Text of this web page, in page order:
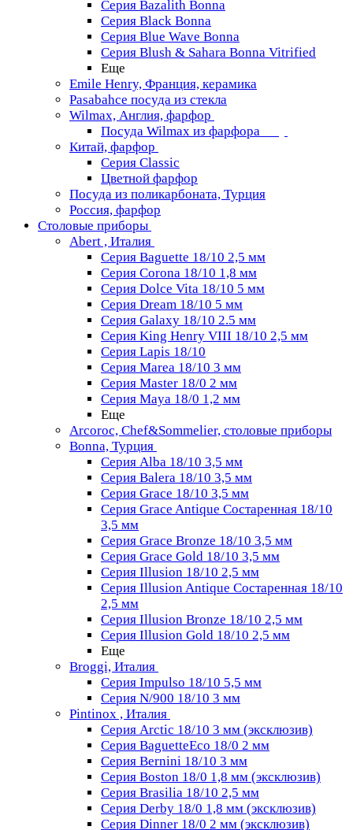
Серия Bazalith Bonna
Серия Black Bonna
Серия Blue Wave Bonna
Серия Blush & Sahara Bonna Vitrified
Еще
Emile Henry, Франция, керамика
Pasabahce посуда из стекла
Wilmax, Англия, фарфор
Посуда Wilmax из фарфора
Китай, фарфор
Серия Classiс
Цветной фарфор
Посуда из поликарбоната, Турция
Россия, фарфор
Столовые приборы
Abert , Италия
Серия Baguette 18/10 2,5 мм
Серия Corona 18/10 1,8 мм
Серия Dolce Vita 18/10 5 мм
Серия Dream 18/10 5 мм
Серия Galaxy 18/10 2.5 мм
Серия King Henry VIII 18/10 2,5 мм
Серия Lapis 18/10
Серия Marea 18/10 3 мм
Серия Master 18/0 2 мм
Серия Maya 18/0 1,2 мм
Еще
Arcoroc, Chef&Sommelier, столовые приборы
Bonna, Турция
Серия Alba 18/10 3,5 мм
Серия Balera 18/10 3,5 мм
Серия Grace 18/10 3,5 мм
Серия Grace Antique Состаренная 18/10
3,5 мм
Серия Grace Bronze 18/10 3,5 мм
Серия Grace Gold 18/10 3,5 мм
Серия Illusion 18/10 2,5 мм
Серия Illusion Antique Состаренная 18/10
2,5 мм
Серия Illusion Bronze 18/10 2,5 мм
Серия Illusion Gold 18/10 2,5 мм
Еще
Broggi, Италия
Серия Impulso 18/10 5,5 мм
Серия N/900 18/10 3 мм
Pintinox , Италия
Серия Arctic 18/10 3 мм (эксклюзив)
Серия BaguetteEco 18/0 2 мм
Серия Bernini 18/10 3 мм
Серия Boston 18/0 1,8 мм (эксклюзив)
Серия Brasilia 18/10 2,5 мм
Серия Derby 18/0 1,8 мм (эксклюзив)
Серия Dinner 18/0 2 мм (эксклюзив)